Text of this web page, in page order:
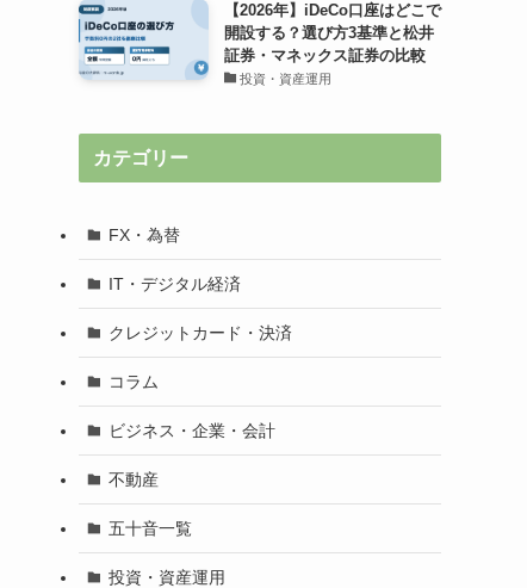
【2026年】iDeCo口座はどこで
開設する？選び方3基準と松井
証券・マネックス証券の比較
投資・資産運用
カテゴリー
FX・為替
IT・デジタル経済
クレジットカード・決済
コラム
ビジネス・企業・会計
不動産
五十音一覧
投資・資産運用